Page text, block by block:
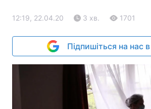
12:19, 22.04.20 3 хв. 1701
Підпишіться на нас